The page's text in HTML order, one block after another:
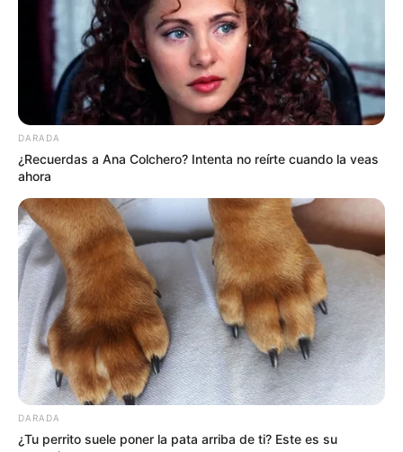
Ambas opciones permiten disfrutar de un viaje cómodo
y seguro
para llegar al primer museo de ovnilogía y
cultura ancestral del país, a menos de una hora de
Bogotá.
COMPARTIR
ALERTA BOGOTÁ EN GOOGLE NEWS
TEMAS RELACIONADOS
TENJO, CUNDINAMARCA CUNDINAMARCA TENJO
MANTÉNGASE EN ALERTA
Tenemos todas las noticias que le
DARADA
¿Recuerdas a Ana Colchero? Intenta no reírte cuando la veas
ahora
DARADA
¿Tu perrito suele poner la pata arriba de ti? Este es su